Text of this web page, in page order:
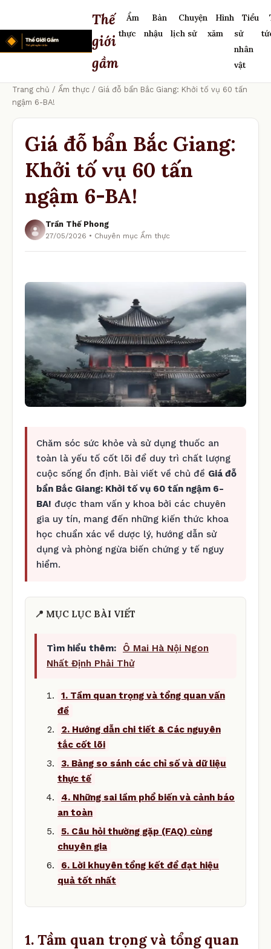
Thế
giới
gầm
Ẩm
thực
Bàn
nhậu
Chuyện
lịch sử
Hình
xăm
Tiểu
sử
nhân
vật
Trang chủ / Ẩm thực / Giá đỗ bẩn Bắc Giang: Khởi tố vụ 60 tấn
ngậm 6-BA!
Giá đỗ bẩn Bắc Giang:
Khởi tố vụ 60 tấn
ngậm 6-BA!
Trần Thế Phong
27/05/2026 • Chuyên mục Ẩm thực
Chăm sóc sức khỏe và sử dụng thuốc an
toàn là yếu tố cốt lõi để duy trì chất lượng
cuộc sống ổn định. Bài viết về chủ đề Giá đỗ
bẩn Bắc Giang: Khởi tố vụ 60 tấn ngậm 6-
BA! được tham vấn y khoa bởi các chuyên
gia uy tín, mang đến những kiến thức khoa
học chuẩn xác về dược lý, hướng dẫn sử
dụng và phòng ngừa biến chứng y tế nguy
hiểm.
📍 MỤC LỤC BÀI VIẾT
Tìm hiểu thêm:
Ô Mai Hà Nội Ngon
Nhất Định Phải Thử
1. Tầm quan trọng và tổng quan vấn
đề
2. Hướng dẫn chi tiết & Các nguyên
tắc cốt lõi
3. Bảng so sánh các chỉ số và dữ liệu
thực tế
4. Những sai lầm phổ biến và cảnh báo
an toàn
5. Câu hỏi thường gặp (FAQ) cùng
chuyên gia
6. Lời khuyên tổng kết để đạt hiệu
quả tốt nhất
1. Tầm quan trọng và tổng quan